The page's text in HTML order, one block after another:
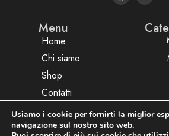
Menu
Home
Chi siamo
Shop
Contatti
Privacy policyTermini e condizioni
Usiamo i cookie per fornirti la miglior
navigazione sul nostro sito web.